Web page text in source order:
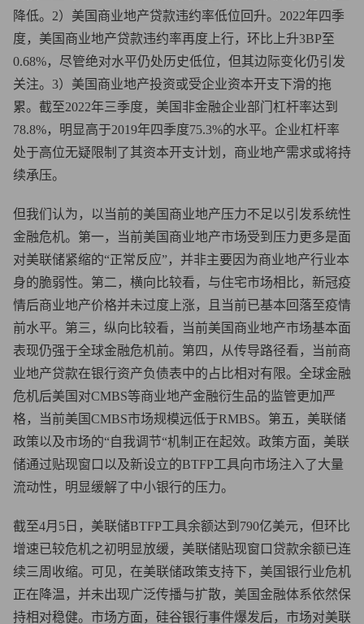
降低。2）美国商业地产贷款违约率低位回升。2022年四季
度，美国商业地产贷款违约率再度上行，环比上升3BP至
0.68%，尽管绝对水平仍处历史低位，但其边际变化仍引发
关注。3）美国商业地产投资或受企业资本开支下滑的拖
累。截至2022年三季度，美国非金融企业部门杠杆率达到
78.8%，明显高于2019年四季度75.3%的水平。企业杠杆率
处于高位无疑限制了其资本开支计划，商业地产需求或将持
续承压。
但我们认为，以当前的美国商业地产压力不足以引发系统性
金融危机。第一，当前美国商业地产市场受到压力更多是面
对美联储紧缩的“正常反应”，并非主要因为商业地产行业本
身的脆弱性。第二，横向比较看，与住宅市场相比，新冠疫
情后商业地产价格并未过度上涨，且当前已基本回落至疫情
前水平。第三，纵向比较看，当前美国商业地产市场基本面
表现仍强于全球金融危机前。第四，从传导路径看，当前商
业地产贷款在银行资产负债表中的占比相对有限。全球金融
危机后美国对CMBS等商业地产金融衍生品的监管更加严
格，当前美国CMBS市场规模远低于RMBS。第五，美联储
政策以及市场的“自我调节“机制正在起效。政策方面，美联
储通过贴现窗口以及新设立的BTFP工具向市场注入了大量
流动性，明显缓解了中小银行的压力。
截至4月5日，美联储BTFP工具余额达到790亿美元，但环比
增速已较危机之初明显放缓，美联储贴现窗口贷款余额已连
续三周收缩。可见，在美联储政策支持下，美国银行业危机
正在降温，并未出现广泛传播与扩散，美国金融体系依然保
持相对稳健。市场方面，硅谷银行事件爆发后，市场对美联